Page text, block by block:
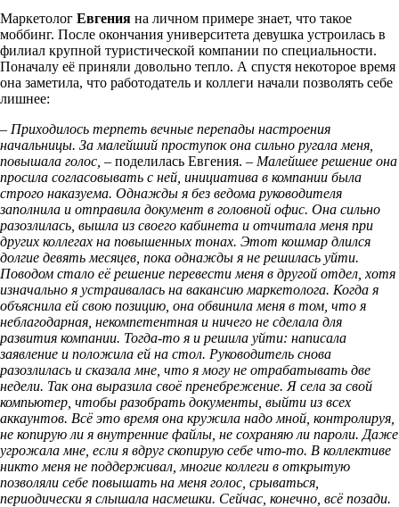
Маркетолог Евгения на личном примере знает, что такое
моббинг. После окончания университета девушка устроилась в
филиал крупной туристической компании по специальности.
Поначалу её приняли довольно тепло. А спустя некоторое время
она заметила, что работодатель и коллеги начали позволять себе
лишнее:
– Приходилось терпеть вечные перепады настроения
начальницы. За малейший проступок она сильно ругала меня,
повышала голос, – поделилась Евгения. – Малейшее решение она
просила согласовывать с ней, инициатива в компании была
строго наказуема. Однажды я без ведома руководителя
заполнила и отправила документ в головной офис. Она сильно
разозлилась, вышла из своего кабинета и отчитала меня при
других коллегах на повышенных тонах. Этот кошмар длился
долгие девять месяцев, пока однажды я не решилась уйти.
Поводом стало её решение перевести меня в другой отдел, хотя
изначально я устраивалась на вакансию маркетолога. Когда я
объяснила ей свою позицию, она обвинила меня в том, что я
неблагодарная, некомпетентная и ничего не сделала для
развития компании. Тогда-то я и решила уйти: написала
заявление и положила ей на стол. Руководитель снова
разозлилась и сказала мне, что я могу не отрабатывать две
недели. Так она выразила своё пренебрежение. Я села за свой
компьютер, чтобы разобрать документы, выйти из всех
аккаунтов. Всё это время она кружила надо мной, контролируя,
не копирую ли я внутренние файлы, не сохраняю ли пароли. Даже
угрожала мне, если я вдруг скопирую себе что-то. В коллективе
никто меня не поддерживал, многие коллеги в открытую
позволяли себе повышать на меня голос, срываться,
периодически я слышала насмешки. Сейчас, конечно, всё позади.